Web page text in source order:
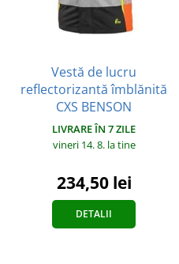
Vestă de lucru
reflectorizantă îmblănită
CXS BENSON
LIVRARE ÎN 7 ZILE
vineri 14. 8. la tine
234,50 lei
DETALII